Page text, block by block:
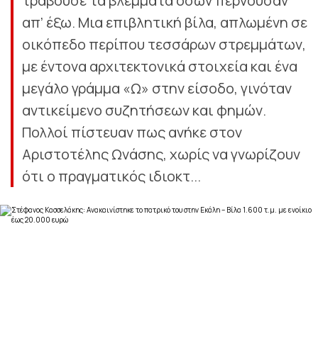
απ’ έξω. Μια επιβλητική βίλα, απλωμένη σε
οικόπεδο περίπου τεσσάρων στρεμμάτων,
με έντονα αρχιτεκτονικά στοιχεία και ένα
μεγάλο γράμμα «Ω» στην είσοδο, γινόταν
αντικείμενο συζητήσεων και φημών.
Πολλοί πίστευαν πως ανήκε στον
Αριστοτέλης Ωνάσης, χωρίς να γνωρίζουν
ότι ο πραγματικός ιδιοκτ...